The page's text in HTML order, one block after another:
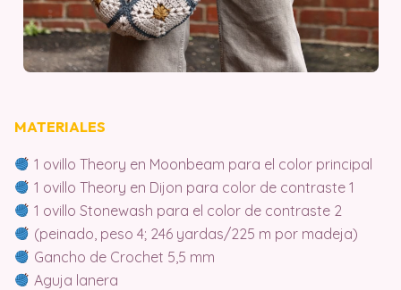
MATERIALES
1 ovillo Theory en Moonbeam para el color principal
1 ovillo Theory en Dijon para color de contraste 1
1 ovillo Stonewash para el color de contraste 2
(peinado, peso 4; 246 yardas/225 m por madeja)
Gancho de Crochet 5,5 mm
Aguja lanera